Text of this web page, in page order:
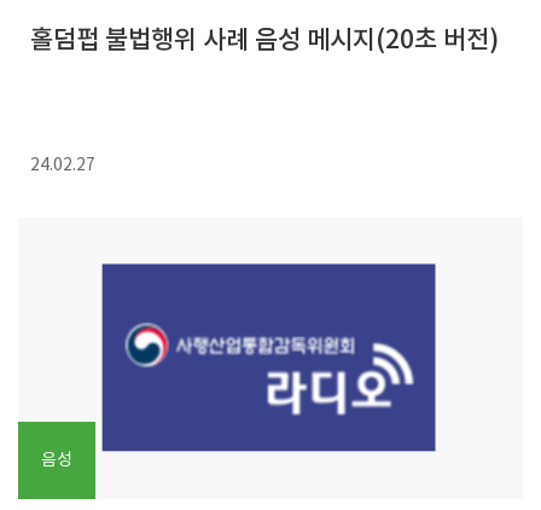
홀덤펍 불법행위 사례 음성 메시지(20초 버전)
24.02.27
음성